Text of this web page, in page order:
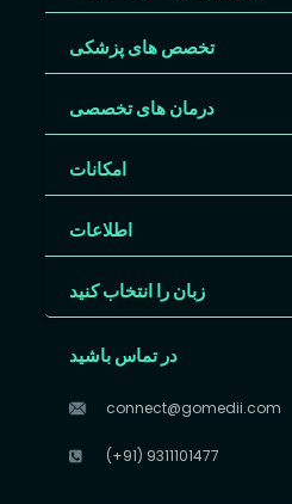
تخصص های پزشکی
درمان های تخصصی
امکانات
اطلاعات
زبان را انتخاب کنید
در تماس باشید
connect@gomedii.com
(+91) 9311101477